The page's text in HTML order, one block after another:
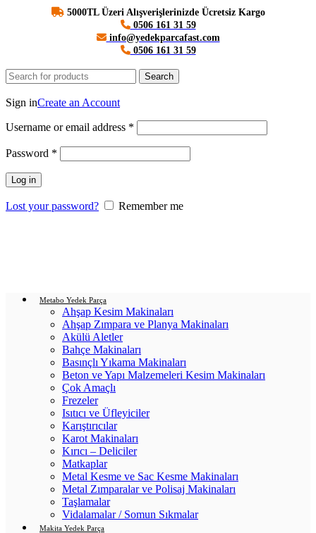
5000TL Üzeri Alışverişlerinizde Ücretsiz Kargo
0506 161 31 59
info@yedekparcafast.com
0506 161 31 59
Search
Sign inCreate an Account
Username or email address *
Password *
Log in
Lost your password?
Remember me
Metabo Yedek Parça
Ahşap Kesim Makinaları
Ahşap Zımpara ve Planya Makinaları
Akülü Aletler
Bahçe Makinaları
Basınçlı Yıkama Makinaları
Beton ve Yapı Malzemeleri Kesim Makinaları
Çok Amaçlı
Frezeler
Isıtıcı ve Üfleyiciler
Karıştırıcılar
Karot Makinaları
Kırıcı – Deliciler
Matkaplar
Metal Kesme ve Sac Kesme Makinaları
Metal Zımparalar ve Polisaj Makinaları
Taşlamalar
Vidalamalar / Somun Sıkmalar
Makita Yedek Parça